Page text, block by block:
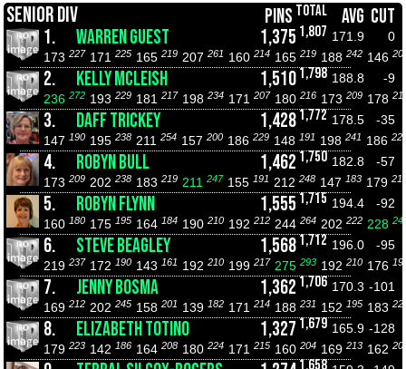
SENIOR DIV PINS TOTAL AVG CUT
1.
WARREN GUEST 1,375 1,807 171.9
0
173 227 171 225 165 219 207 261 160 214 165 219 188 242 146
2. KELLY MCLEISH 1,5101,798 188.8
-9
236 272 193 229 181 217 198 234 171 207 180 216 173 209 178
3. DAFF TRICKEY 1,4281,772 178.5
-35
147 190 195 238 211 254 157 200 186 229 148 191 198 241 186
4. ROBYN BULL 1,462 1,750 182.8
-57
173 209 202 238 183 219 211 247 155 191 212 248 147 183 179
5. ROBYN FLYNN 1,555 1,715 194.4
-92
160 180 175 195 164 184 190 210 192 212 244 264 202 222 228
6. STEVE BEAGLEY 1,5681,712 196.0
-95
219 237 172 190 143 161 192 210 199 217 275 293 192 210 176
7. JENNY BOSMA 1,362 1,706 170.3 -101
169 212 202 245 158 201 139 182 171 214 188 231 152 195 183
8. ELIZABETH TOTINO 1,327 1,679 165.9 -128
179 223 142 186 164 208 180 224 171 215 160 204 169 213 162
1,658